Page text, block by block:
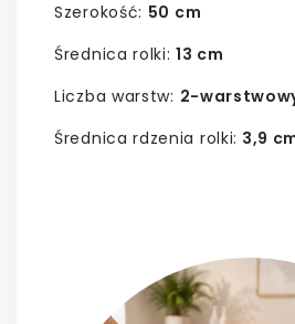
Szerokość: 50 cm
Średnica rolki:13 cm
Liczba warstw: 2-
Średnica rdzenia rolki: 3,9